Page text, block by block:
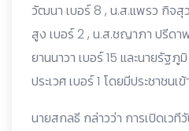
วัฒนา เบอร์ 8 , น.ส.แพรว กิจสุ
สูง เบอร์ 2 , น.ส.ชญาภา ปรีดา
ยานนาวา เบอร์ 15 และนายรัฐ
ประเวศ เบอร์ 1 โดยมีประชาชน
นายสกลธี กล่าวว่า การเปิดเวที